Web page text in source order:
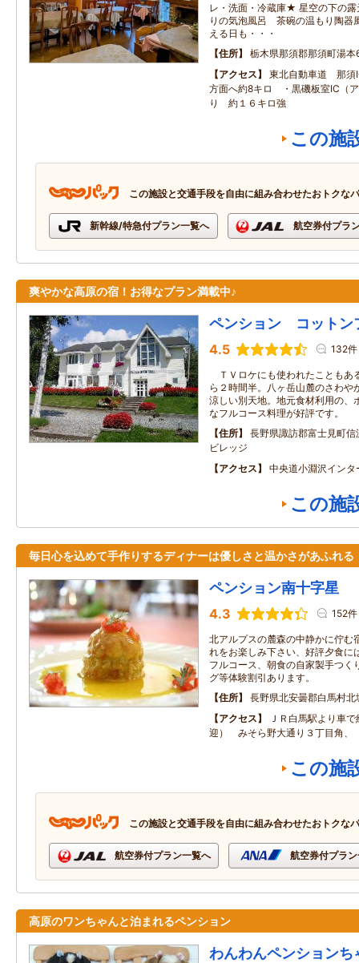
レ・洗面・冷蔵庫★ 星空の下の
りの気泡風呂 茶碗の温もり陶器
える日も・・・
住所
栃木県那須郡那須町湯
アクセス
東北自動車道 那
方面へ約8キロ ・黒磯板室IC（
り 約１６キロ強
この施
この施設と交通手段を自由に組み合わせたおトクな
新幹線/特急付プラン一覧へ 航空券付プラ
爽やかな高原の宿！お得なプラン満載中♪
ペンション コットン
4.5 132件
ＴＶロケにも使われたこともあ
ら２時間半。八ヶ岳山麓のさわ
涼しい別天地。地元食材利用の、
なフルコース料理が好評です。
住所
長野県諏訪郡富士見町
ビレッジ
アクセス
中央道小淵沢インタ
この施
毎日心を込めて手作りするディナーは優しさと温かさがあふれる
ペンション南十字星
4.3 152件
北アルプスの麓森の中静かに佇む
れをお楽しみ下さい、好評夕食に
フルコース、朝食の自家製手つく
グ等体験割引あります。
住所
長野県北安曇郡白馬村
アクセス
ＪＲ白馬駅より車
迎） みそら野大通り３丁目角、
この施
この施設と交通手段を自由に組み合わせたおトクな
航空券付プラン一覧へ 航空券付プラ
高原のワンちゃんと泊まれるペンション
わんわんペンションち